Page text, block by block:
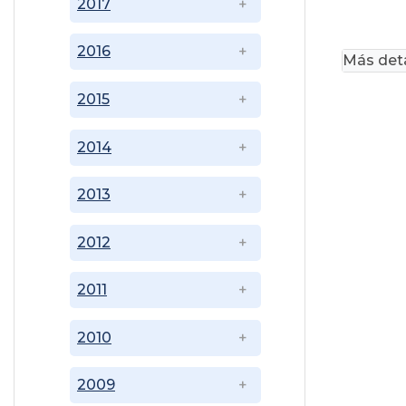
2009
2010
2011
2012
2013
2014
2015
2016
2017
Más